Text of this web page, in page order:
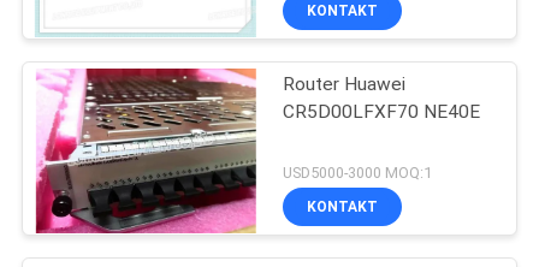
KONTAKT
Router Huawei
CR5D00LFXF70 NE40E
USD5000-3000 MOQ:1
KONTAKT